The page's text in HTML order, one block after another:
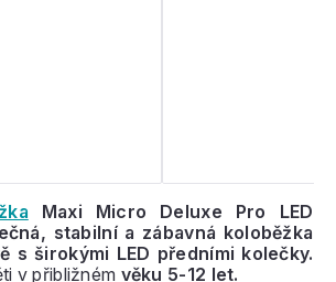
Maxi Micro Deluxe Pro LED
stabilní a zábavná koloběžka
s širokými LED předními kolečky.
v přibližném věku 5-12 let.